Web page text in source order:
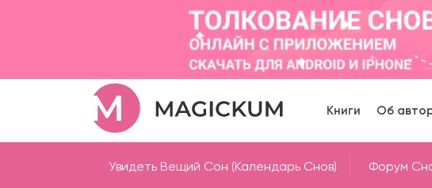
Книги Об
Увидеть Вещий Сон (Календарь Снов) Форум